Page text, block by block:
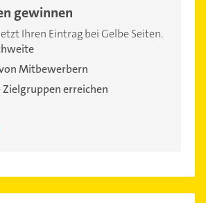
gewinnen
Ihren Eintrag bei Gelbe Seiten.
Mitbewerbern
Zielgruppen erreichen